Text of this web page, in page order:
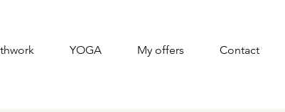
YOGA My offers Contact